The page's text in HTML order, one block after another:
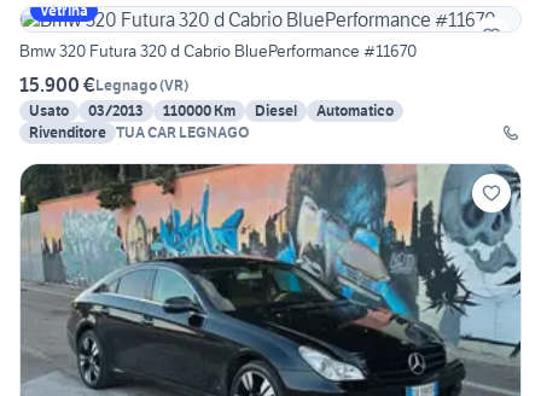
Vetrina
Bmw 320 Futura 320 d Cabrio BluePerformance #11670
15.900 €Legnago(VR)
Usato
03/2013 110000 Km Diesel
Automatico
Rivenditore TUA CAR LEGNAGO